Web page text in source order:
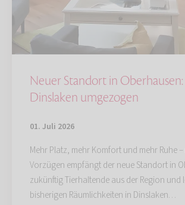
Neuer Standort in Oberhausen:
Dinslaken umgezogen
01. Juli 2026
Mehr Platz, mehr Komfort und mehr Ruhe
Vorzügen empfängt der neue Standort in
zukünftig Tierhaltende aus der Region und
bisherigen Räumlichkeiten in Dinslaken…